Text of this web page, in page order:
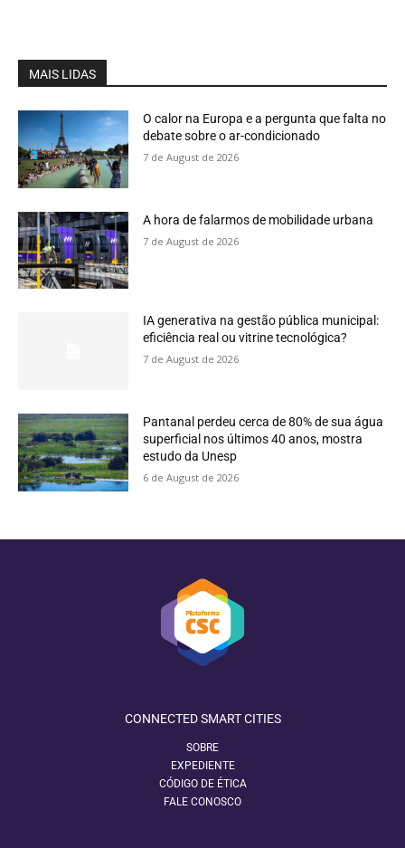
MAIS LIDAS
O calor na Europa e a pergunta que falta no
debate sobre o ar-condicionado
7 de August de 2026
A hora de falarmos de mobilidade urbana
7 de August de 2026
IA generativa na gestão pública municipal:
eficiência real ou vitrine tecnológica?
7 de August de 2026
Pantanal perdeu cerca de 80% de sua água
superficial nos últimos 40 anos, mostra
estudo da Unesp
6 de August de 2026
CONNECTED SMART CITIES
SOBRE
EXPEDIENTE
CÓDIGO DE ÉTICA
FALE CONOSCO